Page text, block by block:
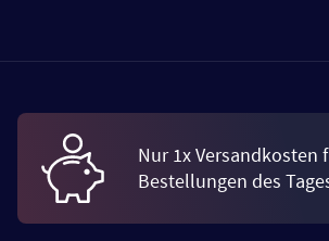
Nur 1x Versandkosten
Bestellungen des